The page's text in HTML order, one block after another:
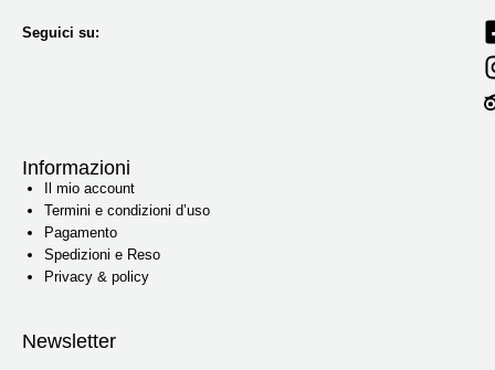
Seguici su:
Informazioni
Il mio account
Termini e condizioni d’uso
Pagamento
Spedizioni e Reso
Privacy & policy
Newsletter